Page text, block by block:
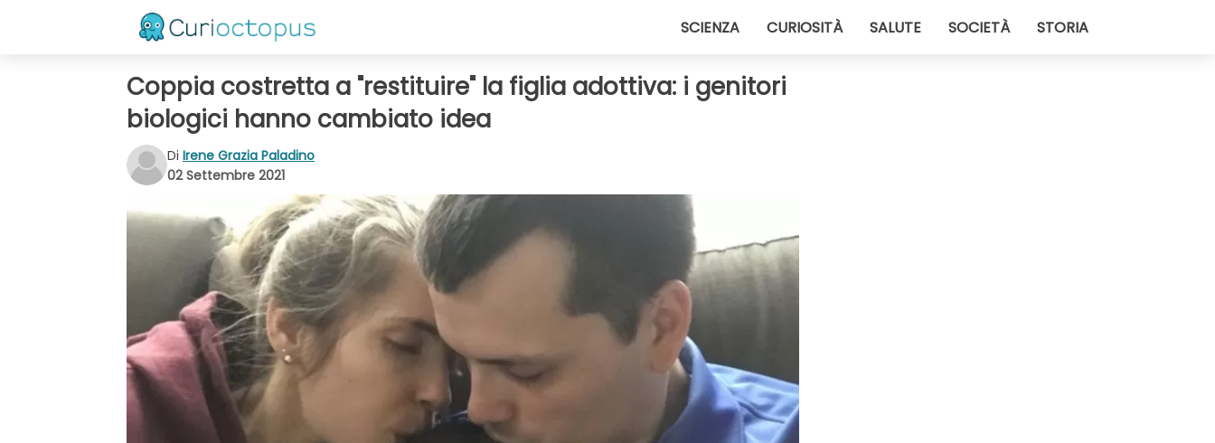
SCIENZA CURIOSITÀ SALUTE SOCIETÀ STORIA
Coppia costretta a "restituire" la figlia adottiva: i genitori
biologici hanno cambiato idea
Di Irene Grazia Paladino
02 Settembre 2021